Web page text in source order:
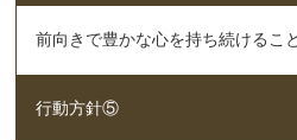
前向きで豊かな心を持ち続けるこ
行動方針⑤